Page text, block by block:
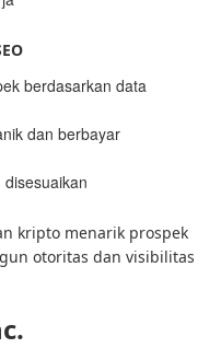
berdasarkan data
dan berbayar
kripto menarik prospek
otoritas dan visibilitas